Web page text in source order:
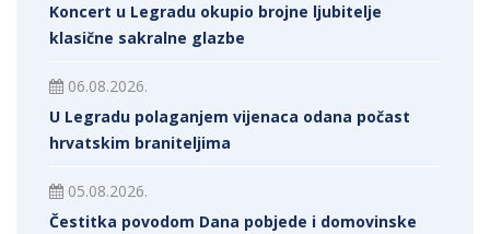
Koncert u Legradu okupio brojne ljubitelje
klasične sakralne glazbe
06.08.2026.
U Legradu polaganjem vijenaca odana počast
hrvatskim braniteljima
05.08.2026.
Čestitka povodom Dana pobjede i domovinske